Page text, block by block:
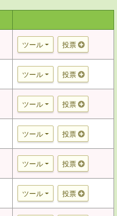
ツール 投票
ツール 投票
ツール 投票
ツール 投票
ツール 投票
ツール 投票